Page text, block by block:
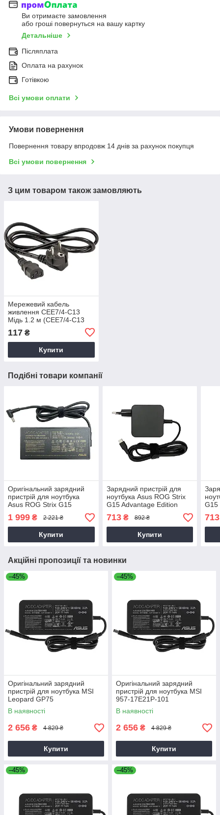
Ви отримаєте замовлення
або гроші повернуться на вашу картку
Детальніше
Післяплата
Оплата на рахунок
Готівкою
Всі умови оплати
Умови повернення
Повернення товару впродовж 14 днів за рахунок покупця
Всі умови повернення
З цим товаром також замовляють
Мережевий кабель
живлення CEE7/4-C13
Мідь 1.2 м (CEE7/4-C13
117 ₴
Купити
Подібні товари компанії
Оригінальний зарядний
пристрій для ноутбука
Asus ROG Strix G15
G513IC, G513IE
1 999 ₴ 2 221 ₴
Купити
Зарядний пристрій для
ноутбука Asus ROG Strix
G15 Advantage Edition
G513QY
713₴ 892 ₴
Купити
G15
713
Акційні пропозиції та новинки
–45%
Оригінальний зарядний
пристрій для ноутбука MSI
Leopard GP75
В наявності
2 656 ₴ 4 829 ₴
Купити
–45%
Оригінальний зарядний
пристрій для ноутбука MSI
957-17E21P-101
В наявності
2 656 ₴ 4 829 ₴
Купити
–45% –45%